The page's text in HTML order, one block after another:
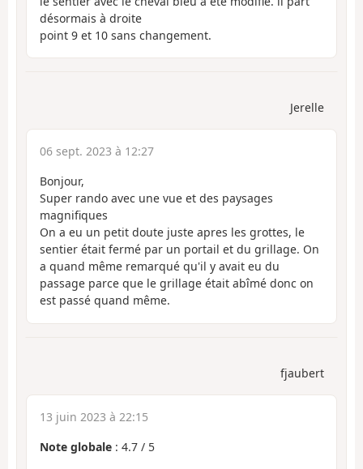
désormais à droite
point 9 et 10 sans changement.
Jerelle
06 sept. 2023 à 12:27
Bonjour,
Super rando avec une vue et des paysages
magnifiques
On a eu un petit doute juste apres les grottes, le
sentier était fermé par un portail et du grillage. On
a quand même remarqué qu'il y avait eu du
passage parce que le grillage était abîmé donc on
est passé quand même.
fjaubert
13 juin 2023 à 22:15
Note globale : 4.7 / 5